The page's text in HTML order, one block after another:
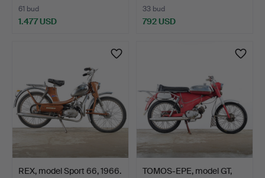
61 bud
1.477 USD
33 bud
792 USD
REX, model Sport 66, 1966.
TOMOS-EPE, model GT,